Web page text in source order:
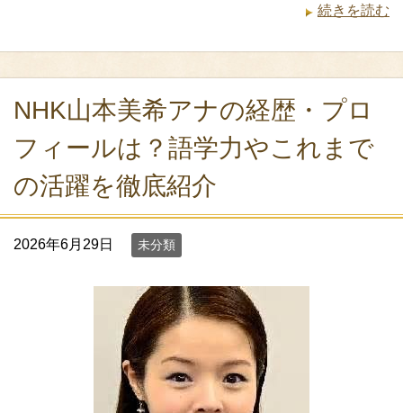
続きを読む
NHK山本美希アナの経歴・プロ
フィールは？語学力やこれまで
の活躍を徹底紹介
2026年6月29日 未分類